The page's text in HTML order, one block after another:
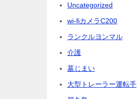
Uncategorized
wi-fiカメラC200
ランクルヨンマル
介護
墓じまい
大型トレーラー運転手